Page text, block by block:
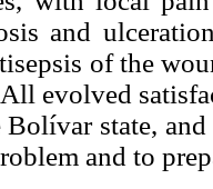
and
of the
evolved
state,
and to